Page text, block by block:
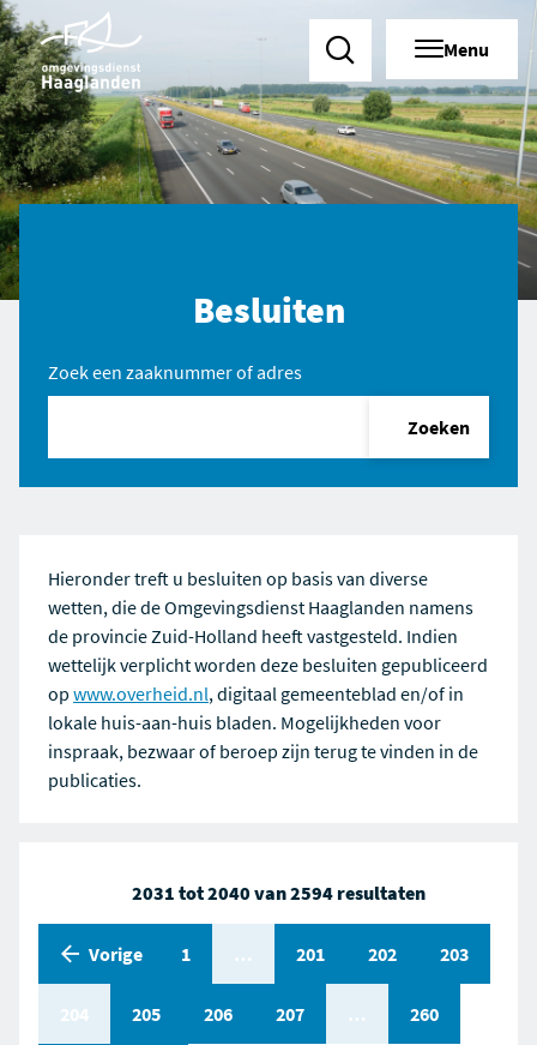
Zoeken Menu
Besluiten
Zoek een zaaknummer of adres
Zoeken
Hieronder treft u besluiten op basis van diverse
wetten, die de Omgevingsdienst Haaglanden namens
de provincie Zuid-Holland heeft vastgesteld. Indien
wettelijk verplicht worden deze besluiten gepubliceerd
op www.overheid.nl, digitaal gemeenteblad en/of in
lokale huis-aan-huis bladen. Mogelijkheden voor
inspraak, bezwaar of beroep zijn terug te vinden in de
publicaties.
2031 tot 2040 van 2594 resultaten
Vorige Pagina
1 Pagina
… Pagina
201 Pagina
202 Pagina
203
Pagina
204 Pagina
205 Pagina
206 Pagina
207 Pagina
… Pagina
260